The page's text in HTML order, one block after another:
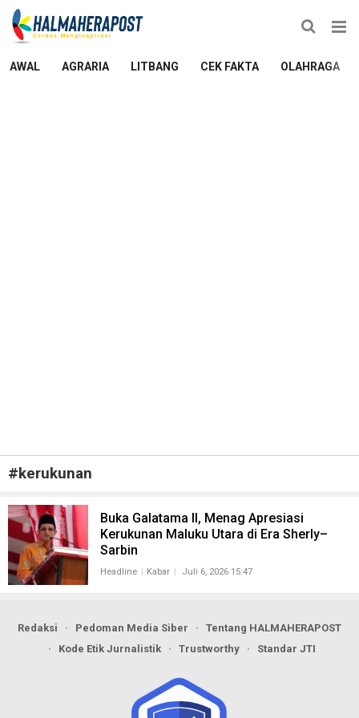
AWAL AGRARIA LITBANG CEK FAKTA OLAHRAGA
#kerukunan
Buka Galatama II, Menag Apresiasi
Kerukunan Maluku Utara di Era Sherly–
Sarbin
Headline Kabar Juli 6, 2026 15:47
Redaksi Pedoman Media Siber
Tentang HALMAHERAPOST
Kode Etik Jurnalistik
Trustworthy Standar JTI